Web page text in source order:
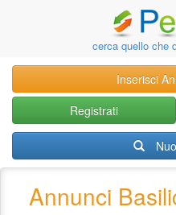
cerca quello che
Inserisci
Registrati
Annunci